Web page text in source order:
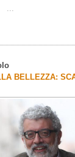
BELLEZZA: